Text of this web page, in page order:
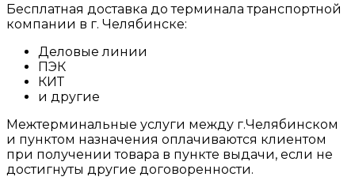
Бесплатная доставка до терминала транспортной
компании в г. Челябинске:
Деловые линии
ПЭК
КИТ
и другие
Межтерминальные услуги между г.Челябинском
и пунктом назначения оплачиваются клиентом
при получении товара в пункте выдачи, если не
достигнуты другие договоренности.